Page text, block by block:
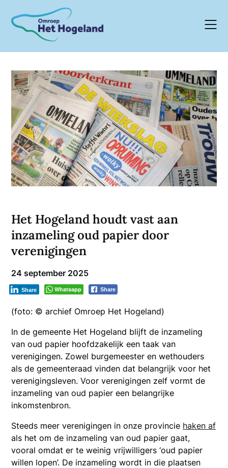
content
Het Hogeland houdt vast aan
inzameling oud papier door
verenigingen
24 september 2025
Whatsapp Share
Share
(foto: © archief Omroep Het Hogeland)
In de gemeente Het Hogeland blijft de inzameling
van oud papier hoofdzakelijk een taak van
verenigingen. Zowel burgemeester en wethouders
als de gemeenteraad vinden dat belangrijk voor het
verenigingsleven. Voor verenigingen zelf vormt de
inzameling van oud papier een belangrijke
inkomstenbron.
Steeds meer verenigingen in onze provincie haken af
als het om de inzameling van oud papier gaat,
vooral omdat er te weinig vrijwilligers ‘oud papier
willen lopen’. De inzameling wordt in die plaatsen